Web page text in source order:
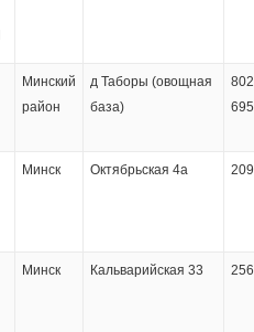
Минский
район
д Таборы (овощная
база)
Минск Октябрьская 4а
Минск Кальварийская 33